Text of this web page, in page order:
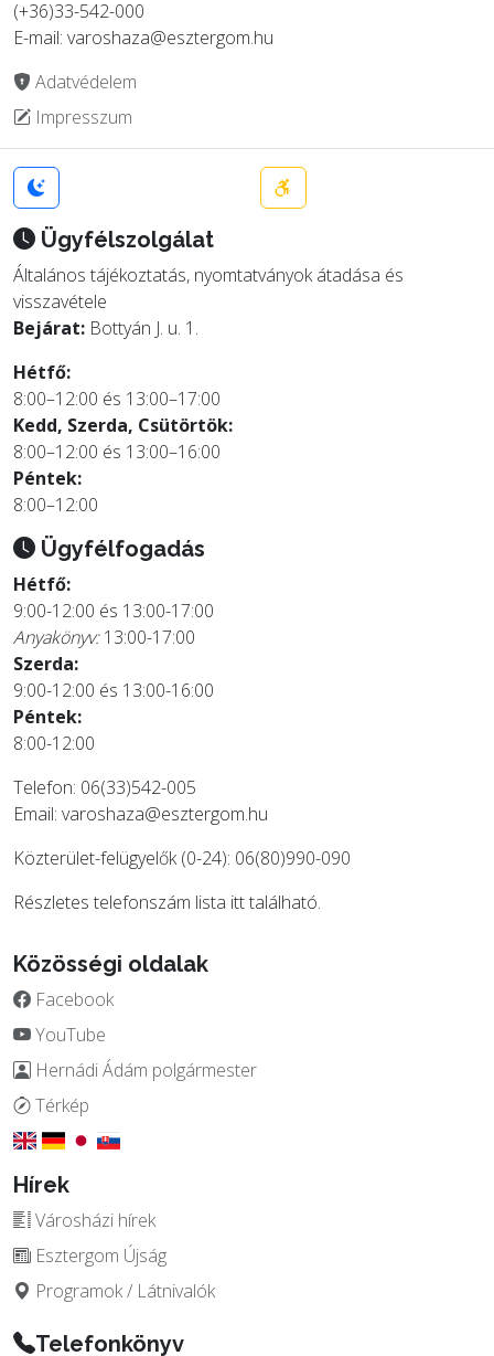
(+36)33-542-000
E-mail: varoshaza@esztergom.hu
Adatvédelem
Impresszum
Ügyfélszolgálat
Általános tájékoztatás, nyomtatványok átadása és
visszavétele
Bejárat: Bottyán J. u. 1.
Hétfő:
8:00–12:00 és 13:00–17:00
Kedd, Szerda, Csütörtök:
8:00–12:00 és 13:00–16:00
Péntek:
8:00–12:00
Ügyfélfogadás
Hétfő:
9:00-12:00 és 13:00-17:00
Anyakönyv:13:00-17:00
Szerda:
9:00-12:00 és 13:00-16:00
Péntek:
8:00-12:00
Telefon: 06(33)542-005
Email: varoshaza@esztergom.hu
Közterület-felügyelők (0-24): 06(80)990-090
Részletes telefonszám lista itttalálható.
Közösségi oldalak
Facebook
YouTube
Hernádi Ádám polgármester
Térkép
Hírek
Városházi hírek
Esztergom Újság
Programok / Látnivalók
Telefonkönyv